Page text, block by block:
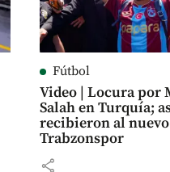
Fútbol
Video | Locura por
Salah en Turquía;
recibieron al
Trabzonspor
share